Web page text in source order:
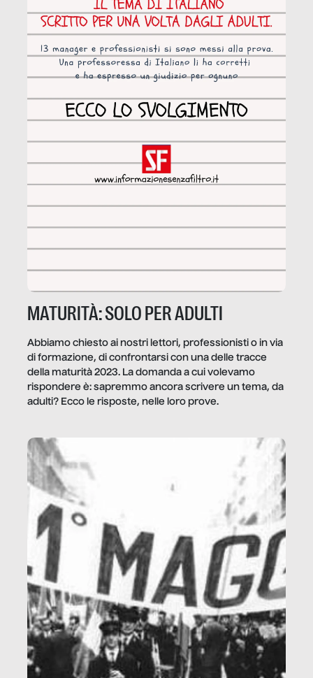
MATURITÀ: SOLO PER ADULTI
Abbiamo chiesto ai nostri lettori, professionisti o in via
di formazione, di confrontarsi con una delle tracce
della maturità 2023. La domanda a cui volevamo
rispondere è: sapremmo ancora scrivere un tema, da
adulti? Ecco le risposte, nelle loro prove.